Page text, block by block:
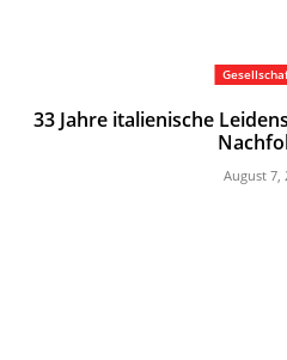
33 Jahre italienische
August 7,